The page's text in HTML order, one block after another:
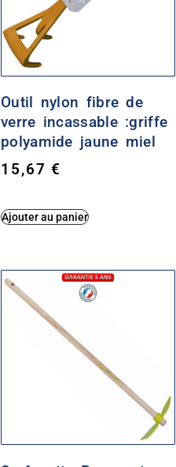
Outil nylon fibre de
verre incassable :griffe
polyamide jaune miel
15,67€
Ajouter au panier